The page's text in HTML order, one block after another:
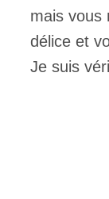
mais vous
délice et
Je suis